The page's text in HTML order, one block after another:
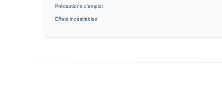
Précautions d'emploi
Effets indésirables